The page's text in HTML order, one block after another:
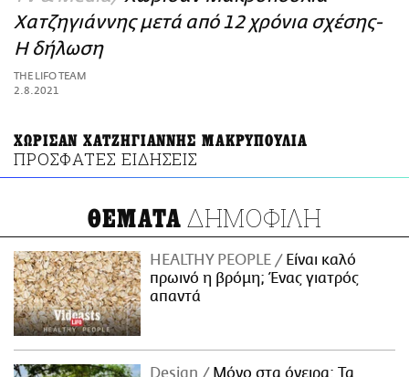
ΑΜΠΑ
PRINT
Χατζηγιάννης μετά από 12 χρόνια σχέσης-
Η δήλωση
THE LIFO TEAM
2.8.2021
ΧΩΡΙΣΑΝ ΧΑΤΖΗΓΙΑΝΝΗΣ ΜΑΚΡΥΠΟΥΛΙΑ
ΠΡΟΣΦΑΤΕΣ ΕΙΔΗΣΕΙΣ
ΘΕΜΑΤΑ ΔΗΜΟΦΙΛΗ
HEALTHY PEOPLE
Είναι καλό
πρωινό η βρόμη; Ένας γιατρός
απαντά
Design
Μόνο στα όνειρα: Τα